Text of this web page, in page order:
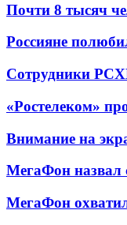
Почти 8 тысяч
Россияне
Сотрудники
«Ростелеком»
Внимание на
МегаФон назвал
МегаФон